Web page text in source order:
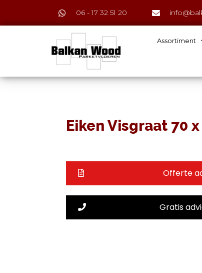
06 - 17 32 51 20
Assortiment
Eiken Visgraat 70
Offerte
Gratis